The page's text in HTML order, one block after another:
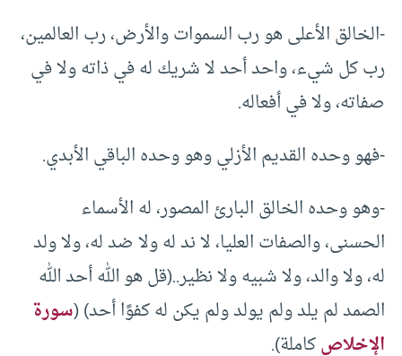
-الخالق الأعلى هو رب السموات والأرض، رب العالمين،
رب كل شيء، واحد أحد لا شريك له في ذاته ولا في
صفاته، ولا في أفعاله.
-فهو وحده القديم الأزلي وهو وحده الباقي الأبدي.
-وهو وحده الخالق البارئ المصور، له الأسماء
الحسنى، والصفات العليا، لا ند له ولا ضد له، ولا ولد
له، ولا والد، ولا شبيه ولا نظير..(قل هو الله أحد الله
الصمد لم يلد ولم يولد ولم يكن له كفوًا أحد) (سورة
الإخلاصكاملة).